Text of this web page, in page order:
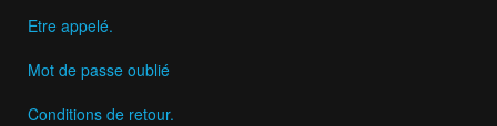
Etre appelé.
Mot de passe oublié
Conditions de retour.